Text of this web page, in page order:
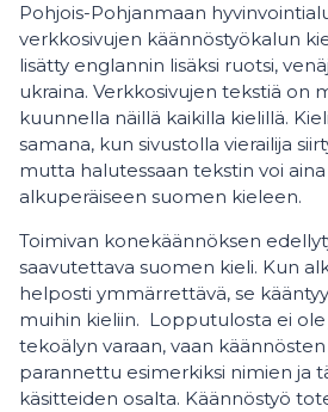
Pohjois-Pohjanmaan
verkkosivujen käännöstyökalun
lisätty englannin lisäksi ruotsi,
ukraina. Verkkosivujen tekstiä on
kuunnella näillä kaikilla kielillä.
samana, kun sivustolla vierailija
mutta halutessaan tekstin voi
alkuperäiseen suomen kieleen.
Toimivan konekäännöksen
saavutettava suomen kieli. Kun
helposti ymmärrettävä, se
muihin kieliin. Lopputulosta ei
tekoälyn varaan, vaan
parannettu esimerkiksi nimien ja
käsitteiden osalta. Käännöstyö